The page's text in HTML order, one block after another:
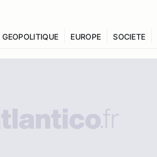
GEOPOLITIQUE EUROPE SOCIETE